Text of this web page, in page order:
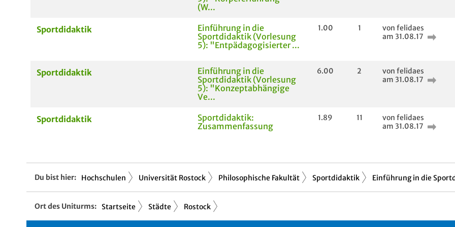
(W...
Sportdidaktik
Einführung in die
Sportdidaktik (Vorlesung
5): "Entpädagogisierter ...
1.00 1
von felidaes
am 31.08.17
Sportdidaktik
Einführung in die
Sportdidaktik (Vorlesung
5): "Konzeptabhängige
Ve...
6.00 2
von felidaes
am 31.08.17
Sportdidaktik
Sportdidaktik:
Zusammenfassung
1.89 11
von felidaes
am 31.08.17
Du bist hier: Hochschulen Universität Rostock Philosophische Fakultät Sportdidaktik Einführung in die
Ort des Uniturms: Startseite Städte Rostock